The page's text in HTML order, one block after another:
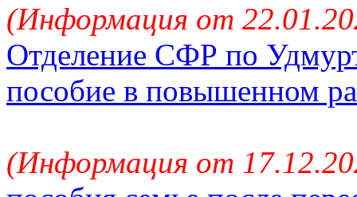
(Информация от
Отделение СФР по
пособие в повышенном
(Информация от